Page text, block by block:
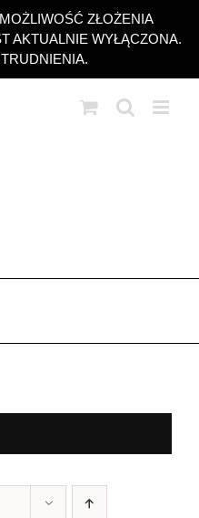
ZŁOŻENIA
AKTUALNIE WYŁĄCZONA.